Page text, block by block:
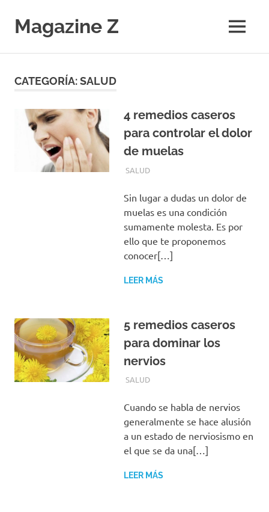
contenido
Magazine Z
Tecnología,
Economía.
Diario
Digital
MENÚ
CATEGORÍA:SALUD
4 remedios caseros
para controlar el dolor
de muelas
ENERO 29, 2017
EQUIPO DE REDACCIÓN
SALUD
Sin lugar a dudas un dolor de
muelas es una condición
sumamente molesta. Es por
ello que te proponemos
conocer[…]
LEER MÁS
5 remedios caseros
para dominar los
nervios
ENERO 29, 2017
EQUIPO DE REDACCIÓN
SALUD
Cuando se habla de nervios
generalmente se hace alusión
a un estado de nerviosismo en
el que se da una[…]
LEER MÁS